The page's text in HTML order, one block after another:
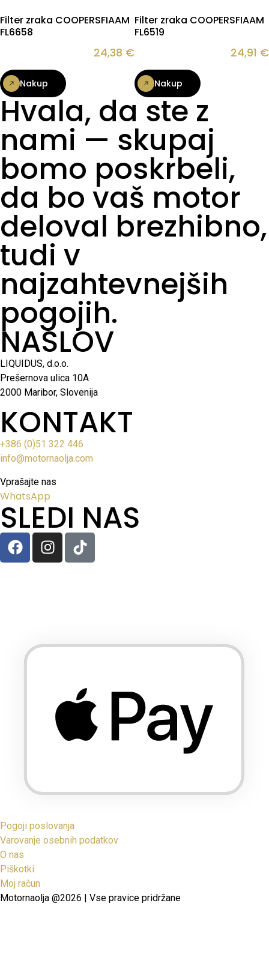
Filter zraka COOPERSFIAAM
FL6658
24,38 €
Nakup
Filter zraka COOPERSFIAAM
FL6519
24,91 €
Nakup
Hvala, da ste z
nami — skupaj
bomo poskrbeli,
da bo vaš motor
deloval brezhibno,
tudi v
najzahtevnejših
pogojih.
NASLOV
LIQUIDUS, d.o.o.
Prešernova ulica 10A
2000 Maribor, Slovenija
KONTAKT
+386 (0)51 322 446
info@motornaolja.com
Vprašajte nas
WhatsApp
SLEDI NAS
Pogoji poslovanja
Varovanje osebnih podatkov
O nas
Piškotki
Moj račun
Motornaolja @2026 | Vse pravice pridržane